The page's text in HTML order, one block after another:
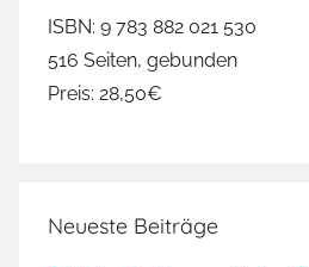
ISBN: 9 783 882 021 530
516 Seiten, gebunden
Preis: 28,50€
Neueste Beiträge